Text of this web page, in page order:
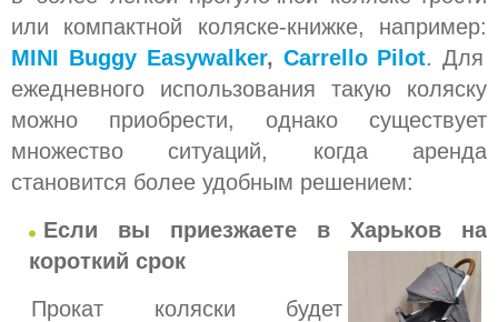
или компактной коляске-книжке, например:
MINI Buggy Easywalker, Carrello Pilot. Для
ежедневного использования такую коляску
можно приобрести, однако существует
множество ситуаций, когда аренда
становится более удобным решением:
Если вы приезжаете в Харьков на
короткий срок
Прокат коляски будет